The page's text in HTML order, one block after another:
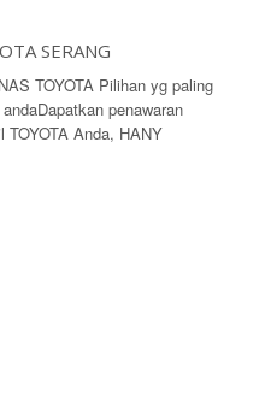
SERANG
TOYOTA Pilihan yg paling
penawaran
Anda, HANY